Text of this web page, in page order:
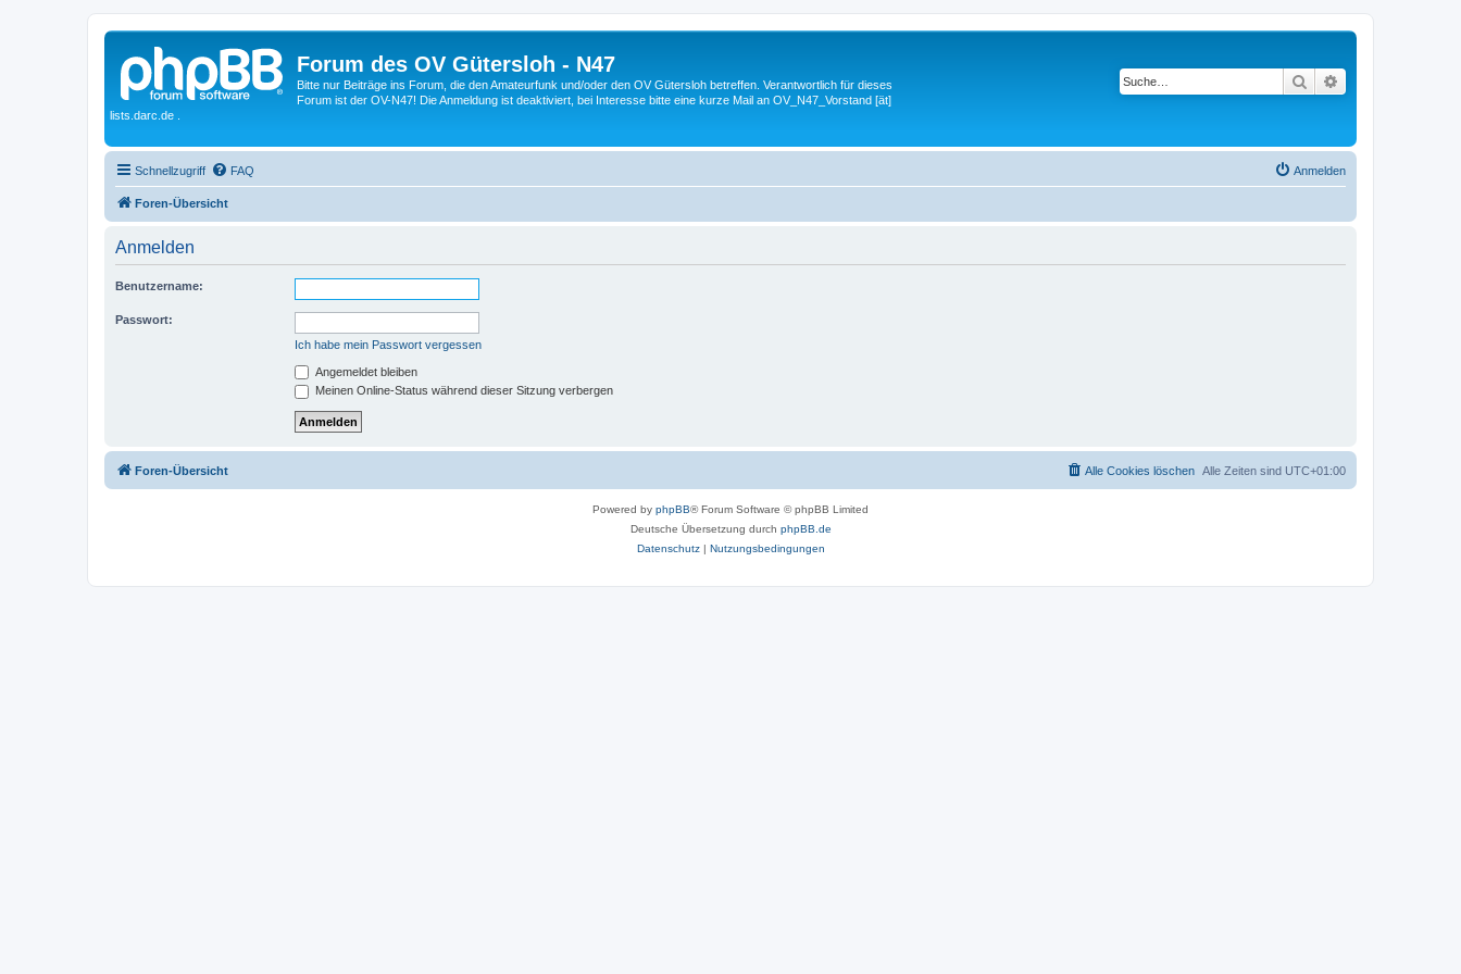
Forum des OV Gütersloh - N47
Bitte nur Beiträge ins Forum, die den Amateurfunk und/oder den OV Gütersloh betreffen. Verantwortlich für dieses
Forum ist der OV-N47! Die Anmeldung ist deaktiviert, bei Interesse bitte eine kurze Mail an OV_N47_Vorstand [ät]
lists.darc.de .
Suche
Schnellzugriff FAQ Anmelden
Foren-Übersicht
Anmelden
Benutzername:
Passwort:
Ich habe mein Passwort vergessen
Angemeldet bleiben
Meinen Online-Status während dieser Sitzung verbergen
Foren-Übersicht Alle Zeiten sind UTC+01:00
Alle Cookies löschen
Powered by phpBB® Forum Software © phpBB Limited
Deutsche Übersetzung durch phpBB.de
Datenschutz| Nutzungsbedingungen